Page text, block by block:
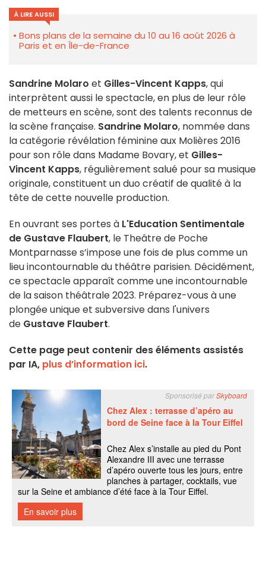
À LIRE AUSSI
Bons plans de la semaine du 10 au 16 août 2026 à
Paris et en Île-de-France
Sandrine Molaro et Gilles-Vincent Kapps, qui
interprètent aussi le spectacle, en plus de leur rôle
de metteurs en scène, sont des talents reconnus de
la scène française. Sandrine Molaro, nommée dans
la catégorie révélation féminine aux Molières 2016
pour son rôle dans Madame Bovary, et Gilles-
Vincent Kapps, régulièrement salué pour sa musique
originale, constituent un duo créatif de qualité à la
tête de cette nouvelle production.
En ouvrant ses portes à L'Education Sentimentale
de Gustave Flaubert, le Theâtre de Poche
Montparnasse s’impose une fois de plus comme un
lieu incontournable du théâtre parisien. Décidément,
ce spectacle apparaît comme une incontournable
de la saison théâtrale 2023. Préparez-vous à une
plongée unique et subversive dans l'univers
de Gustave Flaubert.
Cette page peut contenir des éléments assistés
par IA, plus d’information ici.